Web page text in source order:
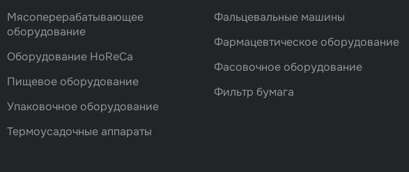
Мясоперерабатывающее
оборудование
Оборудование HoReCa
Пищевое оборудование
Упаковочное оборудование
Термоусадочные аппараты
Фальцевальные машины
Фармацевтическое оборудование
Фасовочноe оборудование
Фильтр бумага